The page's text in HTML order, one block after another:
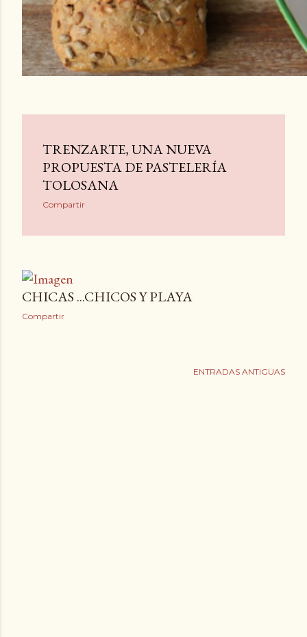
TRENZARTE, UNA NUEVA
PROPUESTA DE PASTELERÍA
TOLOSANA
Compartir
CHICAS ...CHICOS Y PLAYA
Compartir
ENTRADAS ANTIGUAS